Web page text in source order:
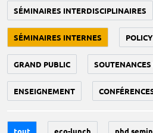
SÉMINAIRES INTERDISCIPLINAIRES
SÉMINAIRES INTERNES
GRAND PUBLIC
ENSEIGNEMENT
tout eco-lunch phd